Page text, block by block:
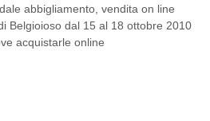
abbigliamento vendita on line
Belgioioso dal 15 al 18 ottobre 2010
acquistarle online